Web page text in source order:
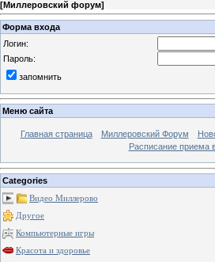
[Миллеровский форум]
Форма входа
Логин:
Пароль:
запомнить
Меню сайта
Главная страница Миллеровский Форум
Расписание приема
Categories
Видео Миллерово
Другое
Компьютерные игры
Красота и здоровье